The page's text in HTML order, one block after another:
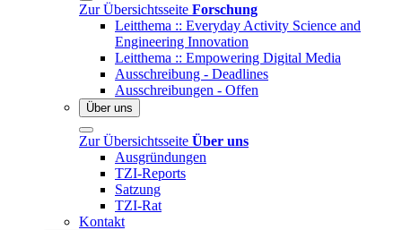
Zur Übersichtsseite Forschung
Leitthema :: Everyday Activity Science and
Engineering Innovation
Leitthema :: Empowering Digital Media
Ausschreibung - Deadlines
Ausschreibungen - Offen
Über uns
Zur Übersichtsseite Über uns
Ausgründungen
TZI-Reports
Satzung
TZI-Rat
Kontakt